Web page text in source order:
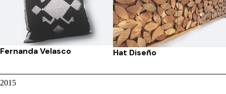
Fernanda Velasco Hat Diseño
2015